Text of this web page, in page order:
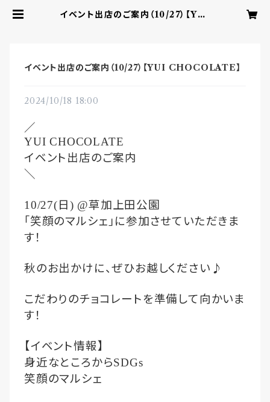
イベント出店のご案内（10/27）【YUI
イベント出店のご案内（10/27）【YUI CHOCOLATE】
2024/10/18 18:00
／
YUI CHOCOLATE
イベント出店のご案内
＼
10/27(日) @草加上田公園
｢笑顔のマルシェ｣に参加させていただきま
す！
秋のお出かけに、ぜひお越しください♪
こだわりのチョコレートを準備して向かいま
す！
【イベント情報】
身近なところからSDGs
笑顔のマルシェ